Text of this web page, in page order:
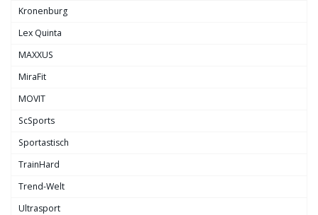
Kronenburg
Lex Quinta
MAXXUS
MiraFit
MOVIT
ScSports
Sportastisch
TrainHard
Trend-Welt
Ultrasport